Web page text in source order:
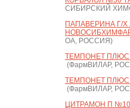
СИБИРСКИЙ
ПАПАВЕРИНА Г/Х
ОА, РОССИЯ)
ТЕМПОНЕТ ПЛЮС
(ФармВИЛАР,
ТЕМПОНЕТ ПЛЮС
(ФармВИЛАР,
ЦИТРАМОН П